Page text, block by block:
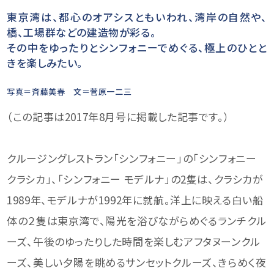
東京湾は、都心のオアシスともいわれ、湾岸の自然や、
橋、工場群などの建造物が彩る。
その中をゆったりとシンフォニーでめぐる、極上のひとと
きを楽しみたい。
写真＝斉藤美春 文＝菅原一二三
（この記事は2017年8月号に掲載した記事です。）
クルージングレストラン「シンフォニー」の「シンフォニー
クラシカ」、「シンフォニー モデルナ」の2隻は、クラシカが
1989年、モデルナが1992年に就航。洋上に映える白い船
体の２隻は東京湾で、陽光を浴びながらめぐるランチクル
ーズ、午後のゆったりした時間を楽しむアフタヌーンクル
ーズ、美しい夕陽を眺めるサンセットクルーズ、きらめく夜